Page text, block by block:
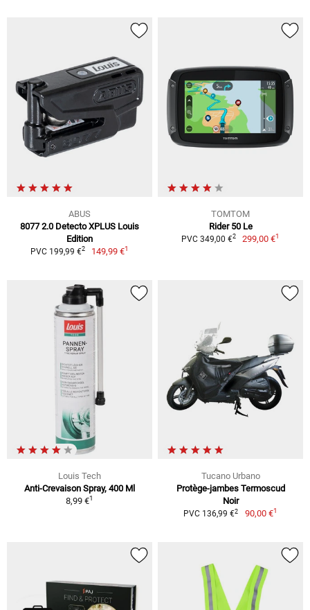
ABUS
8077 2.0 Detecto XPLUS Louis
Edition
PVC 199,99 €2 149,99 €1
TOMTOM
Rider 50 Le
PVC 349,00 €2 299,00 €1
Louis Tech
Anti-Crevaison Spray, 400 Ml
8,99 €1
Tucano Urbano
Protège-jambes Termoscud
Noir
PVC 136,99 €2 90,00 €1